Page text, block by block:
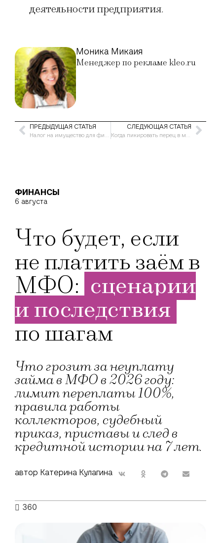
деятельности предприятия.
Моника Микаия
Менеджер по рекламе kleo.ru
ПРЕДЫДУЩАЯ СТАТЬЯ
Налог на имущество для физических лиц в 2021 году в Москве
СЛЕДУЮЩАЯ СТАТЬЯ
Когда пикировать перец в марте 2021 года по лунному календарю
ФИНАНСЫ
6 августа
Что будет, если
не платить заём в
МФО: сценарии
и последствия
по шагам
Что грозит за неуплату
займа в МФО в 2026 году:
лимит переплаты 100%,
правила работы
коллекторов, судебный
приказ, приставы и след в
кредитной истории на 7 лет.
автор Катерина Кулагина
360